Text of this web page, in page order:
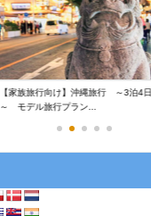
【家族旅行向け】沖縄旅行 ～3泊4日
～ モデル旅行プラン...